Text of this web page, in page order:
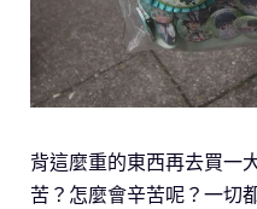
背這麼重的東西再去買一
苦？怎麼會辛苦呢？一切